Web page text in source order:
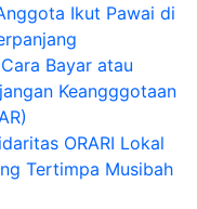
Ikut Pawai di
Cara Bayar atau
Keangggotaan
ORARI Lokal
Tertimpa Musibah